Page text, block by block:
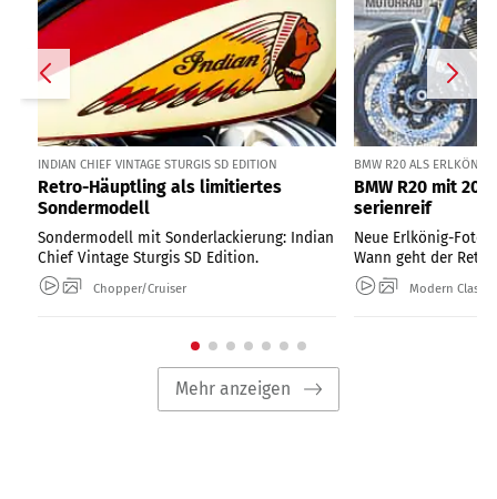
INDIAN CHIEF VINTAGE STURGIS SD EDITION
Retro-Häuptling als limitiertes
Sondermodell
Sondermodell mit Sonderlackierung: Indian
Chief Vintage Sturgis SD Edition.
Chopper/Cruiser
BMW R20 ALS ERLKÖNIG
BMW R20 mit
serienreif
Neue Erlkönig-Fotos
Wann geht der
Modern Classic
Mehr anzeigen